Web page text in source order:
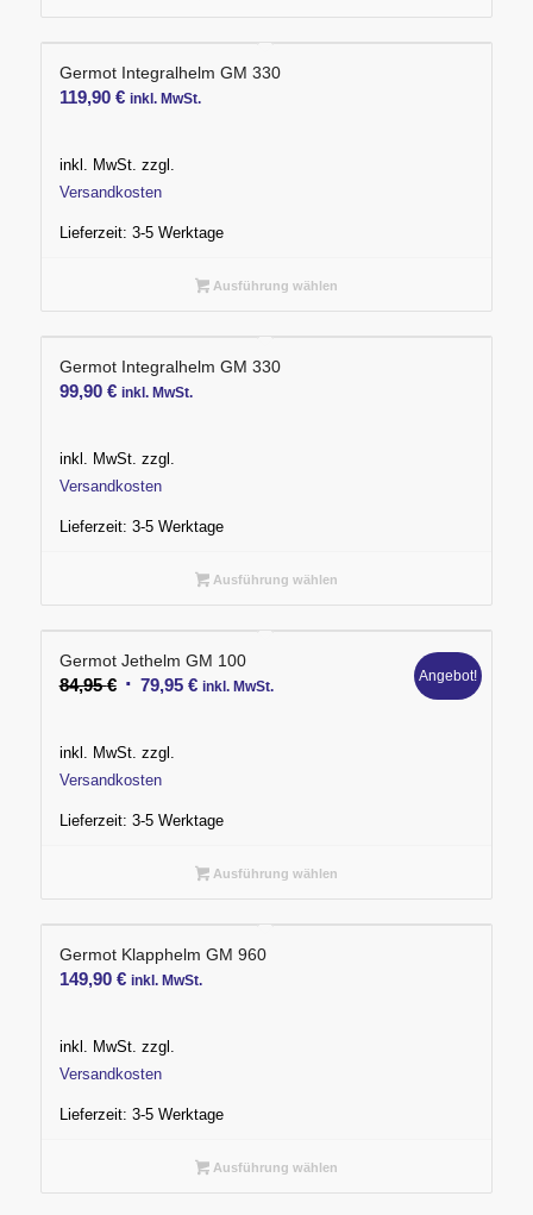
Germot Integralhelm GM 330
119,90 € inkl. MwSt.
inkl. MwSt. zzgl.
Versandkosten
Lieferzeit: 3-5 Werktage
Ausführung wählen
Germot Integralhelm GM 330
99,90 € inkl. MwSt.
inkl. MwSt. zzgl.
Versandkosten
Lieferzeit: 3-5 Werktage
Ausführung wählen
Germot Jethelm GM 100
84,95€ Ursprünglicher
79,95 €Aktueller
inkl. MwSt.
Angebot!
inkl. MwSt. zzgl.
Versandkosten
Lieferzeit: 3-5 Werktage
Ausführung wählen
Germot Klapphelm GM 960
149,90 € inkl. MwSt.
inkl. MwSt. zzgl.
Versandkosten
Lieferzeit: 3-5 Werktage
Ausführung wählen